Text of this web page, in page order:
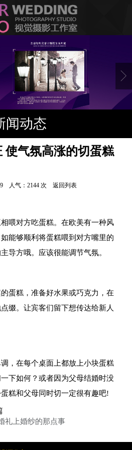
闻动态
使气氛高涨的切蛋糕
人气：2144 次 返回列表
对方吃蛋糕。在欧美有一种风
能够顺利将蛋糕喂到对方嘴里的
导方哦。应该很能调节气氛。
糕，准备好水果或巧克力，在
缀。让宾客们留下想传达给新人
在每个桌面上都放上小块蛋糕
下如何？或者因为父母结婚时没
糕和父母同时切一定很有趣吧!
礼上婚纱的那点事